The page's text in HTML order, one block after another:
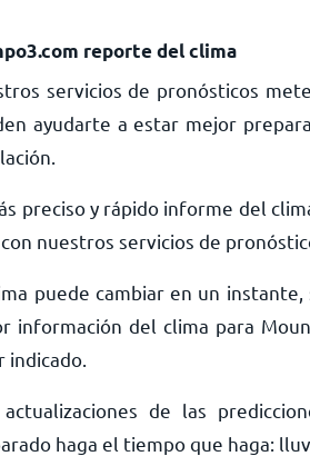
reporte del clima
servicios de pronósticos
ayudarte a estar mejor
preciso y rápido informe del
nuestros servicios de
puede cambiar en un
información del clima para
indicado.
actualizaciones de las
haga el tiempo que haga: